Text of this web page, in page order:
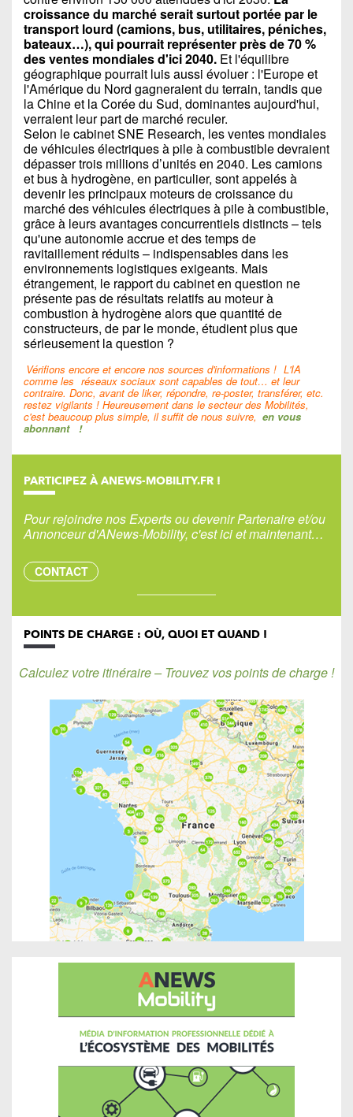
croissance du marché serait surtout portée par le
transport lourd (camions, bus, utilitaires, péniches,
bateaux…), qui pourrait représenter près de 70 %
des ventes mondiales d'ici 2040. Et l'équilibre
géographique pourrait luis aussi évoluer : l'Europe et
l'Amérique du Nord gagneraient du terrain, tandis que
la Chine et la Corée du Sud, dominantes aujourd'hui,
verraient leur part de marché reculer.
Selon le cabinet SNE Research, les ventes mondiales
de véhicules électriques à pile à combustible devraient
dépasser trois millions d’unités en 2040. Les camions
et bus à hydrogène, en particulier, sont appelés à
devenir les principaux moteurs de croissance du
marché des véhicules électriques à pile à combustible,
grâce à leurs avantages concurrentiels distincts – tels
qu'une autonomie accrue et des temps de
ravitaillement réduits – indispensables dans les
environnements logistiques exigeants. Mais
étrangement, le rapport du cabinet en question ne
présente pas de résultats relatifs au moteur à
combustion à hydrogène alors que quantité de
constructeurs, de par le monde, étudient plus que
sérieusement la question ?
Vérifions encore et encore nos sources d'informations ! L'IA
comme les réseaux sociaux sont capables de tout… et leur
contraire. Donc, avant de liker, répondre, re-poster, transférer, etc.
restez vigilants ! Heureusement dans le secteur des Mobilités,
c'est beaucoup plus simple, il suffit de nous suivre, en vous
abonnant !
PARTICIPEZ À ANEWS-MOBILITY.FR !
Pour rejoindre nos Experts ou devenir Partenaire et/ou
Annonceur d'ANews-Mobility, c'est ici et maintenant…
CONTACT
POINTS DE CHARGE : OÙ, QUOI ET QUAND !
Calculez votre itinéraire – Trouvez vos points de charge !